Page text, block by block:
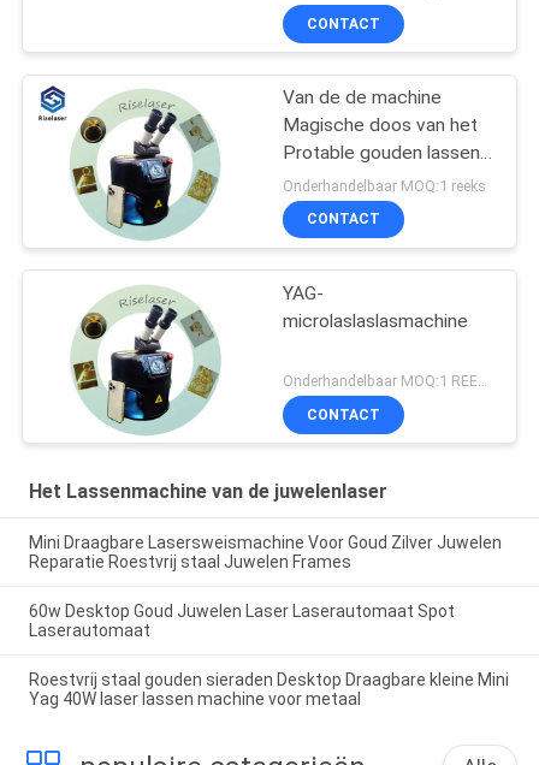
110V/220V voor
Juwelen het Herstellen
CONTACT
Van de de machine
Magische doos van het
Protable gouden lassen
van de de vleklaser het
lassenmachine
Onderhandelbaar MOQ:1 reeks
CONTACT
YAG-
microlaslaslasmachine
Onderhandelbaar MOQ:1 REEKS
CONTACT
Het Lassenmachine van de juwelenlaser
Mini Draagbare Lasersweismachine Voor Goud Zilver Juwelen
Reparatie Roestvrij staal Juwelen Frames
60w Desktop Goud Juwelen Laser Laserautomaat Spot
Laserautomaat
Roestvrij staal gouden sieraden Desktop Draagbare kleine Mini
Yag 40W laser lassen machine voor metaal